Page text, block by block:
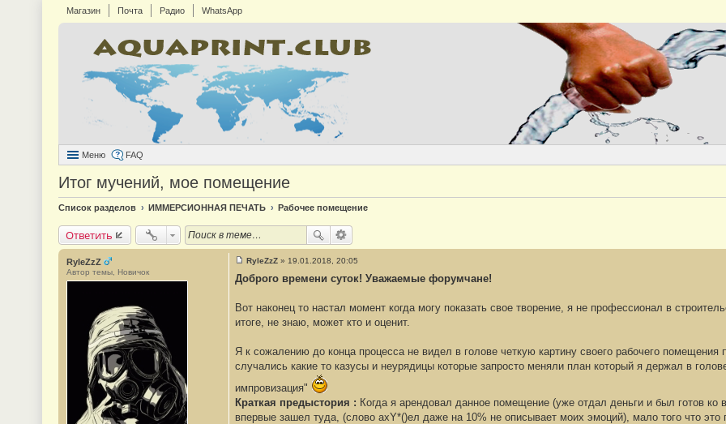
Магазин Почта Радио WhatsApp
Меню FAQ
Итог мучений, мое помещение
Список разделов ИММЕРСИОННАЯ ПЕЧАТЬ Рабочее помещение
Ответить
RyleZzZ
Автор темы, Новичок
о
щ
н
#
1
RyleZzZ » 19.01.2018, 20:05
Доброго времени суток! Уважаемые форумчане!
Вот наконец то настал момент когда могу показать свое творение, я не профессионал в
итоге, не знаю, может кто и оценит.
Я к сожалению до конца процесса не видел в голове четкую картину своего рабочего
случались какие то казусы и неурядицы которые запросто меняли план который я держал в
импровизация"
Краткая предыстория : Когда я арендовал данное помещение (уже отдал деньги и был готов
впервые зашел туда, (слово ахY*()ел даже на 10% не описывает моих эмоций), мало того что